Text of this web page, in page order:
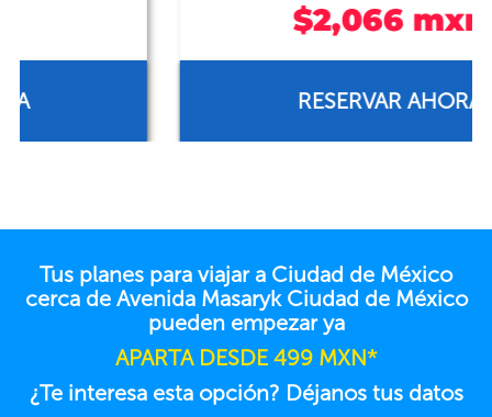
$2,066 mxn
RESERVAR AHORA
Tus planes para viajar a Ciudad de México
cerca de Avenida Masaryk Ciudad de México
pueden empezar ya
APARTA DESDE 499 MXN*
¿Te interesa esta opción? Déjanos tus datos